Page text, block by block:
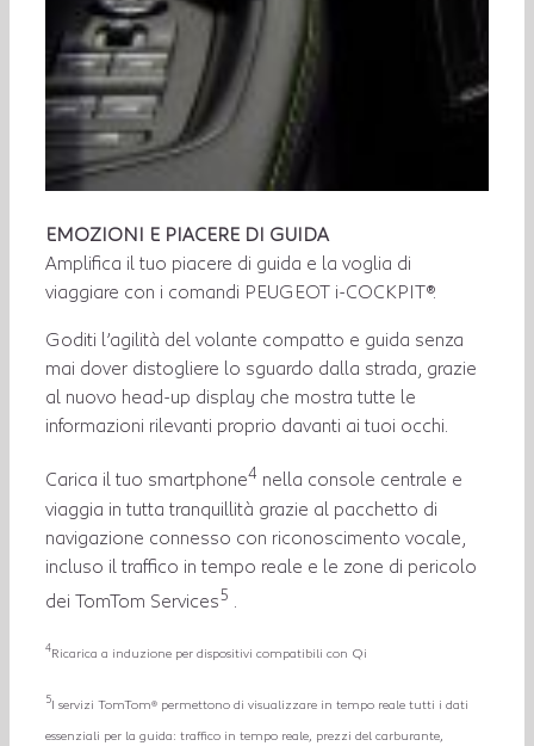
EMOZIONI E PIACERE DI GUIDA
Amplifica il tuo piacere di guida e la voglia di
viaggiare con i comandi PEUGEOT i-COCKPIT®.
Goditi l’agilità del volante compatto e guida senza
mai dover distogliere lo sguardo dalla strada, grazie
al nuovo head-up display che mostra tutte le
informazioni rilevanti proprio davanti ai tuoi occhi.
Carica il tuo smartphone4 nella console centrale e
viaggia in tutta tranquillità grazie al pacchetto di
navigazione connesso con riconoscimento vocale,
incluso il traffico in tempo reale e le zone di pericolo
dei TomTom Services 5
4Ricarica a induzione per dispositivi compatibili con Qi
5I servizi TomTom® permettono di visualizzare in tempo reale tutti i dati
essenziali per la guida: traffico in tempo reale, prezzi del carburante,